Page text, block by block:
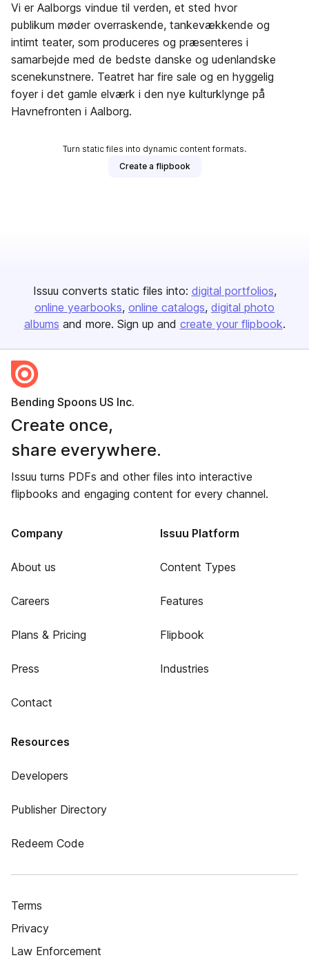
Vi er Aalborgs vindue til verden, et sted hvor
publikum møder overraskende, tankevækkende og
intimt teater, som produceres og præsenteres i
samarbejde med de bedste danske og udenlandske
scenekunstnere. Teatret har fire sale og en hyggelig
foyer i det gamle elværk i den nye kulturklynge på
Havnefronten i Aalborg.
Turn static files into dynamic content formats.
Create a flipbook
Issuu converts static files into: digital portfolios
online yearbooks online catalogs digital photo
albums and more. Sign up and create your flipbook.
Bending Spoons US Inc.
Create once,
share everywhere.
Issuu turns PDFs and other files into interactive
flipbooks and engaging content for every channel.
Company
About us
Careers
Plans & Pricing
Press
Contact
Issuu Platform
Content Types
Features
Flipbook
Industries
Resources
Developers
Publisher Directory
Redeem Code
Terms
Privacy
Law Enforcement